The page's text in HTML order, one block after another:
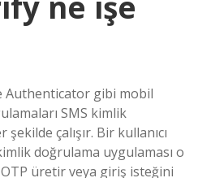
Authenticator gibi mobil
SMS kimlik
çalışır. Bir kullanıcı
doğrulama uygulaması o
üretir veya giriş isteğini